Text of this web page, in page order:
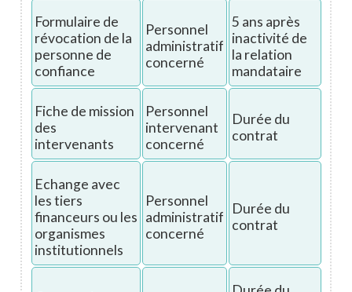
Formulaire de
révocation de la
personne de
confiance
Personnel
administratif
concerné
5 ans après
inactivité de
la relation
mandataire
Fiche de mission
des
intervenants
Personnel
intervenant
concerné
Durée du
contrat
Echange avec
les tiers
financeurs ou les
organismes
institutionnels
Personnel
administratif
concerné
Durée du
contrat